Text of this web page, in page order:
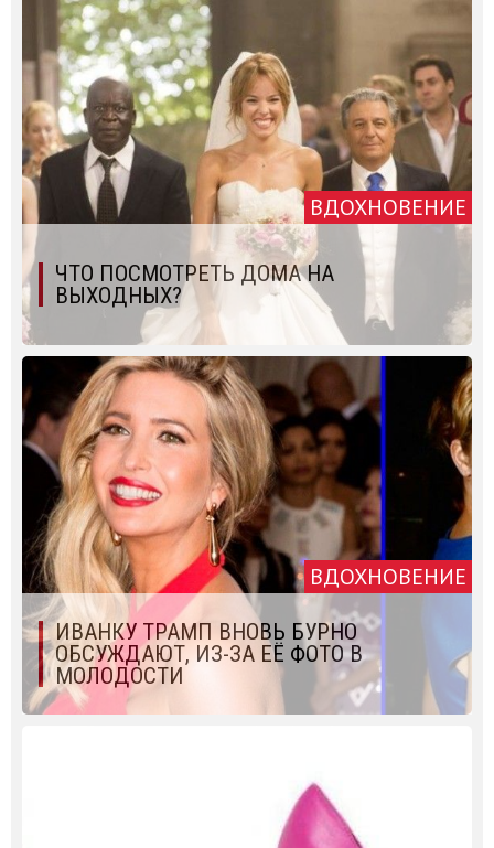
ВДОХНОВЕНИЕ
ЧТО ПОСМОТРЕТЬ ДОМА НА
ВЫХОДНЫХ?
ВДОХНОВЕНИЕ
ИВАНКУ ТРАМП ВНОВЬ БУРНО
ОБСУЖДАЮТ, ИЗ-ЗА ЕЁ ФОТО В
МОЛОДОСТИ